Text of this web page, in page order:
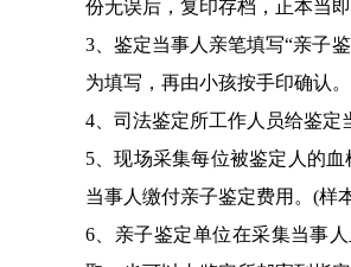
份无误后，复印存档，正本当即
3、鉴定当事人亲笔填写“亲子
为填写，再由小孩按手印确认。
4、司法鉴定所工作人员给鉴定
5、现场采集每位被鉴定人的
当事人缴付亲子鉴定费用。(样
6、亲子鉴定单位在采集当事